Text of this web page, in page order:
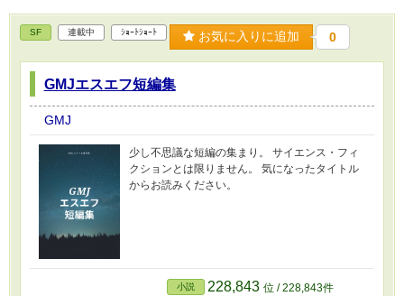
SF 連載中 ｼｮｰﾄｼｮｰﾄ お気に入りに追加 0
GMJエスエフ短編集
GMJ
少し不思議な短編の集まり。 サイエンス・フィ
クションとは限りません。 気になったタイトル
からお読みください。
小説 228,843 位 / 228,843件